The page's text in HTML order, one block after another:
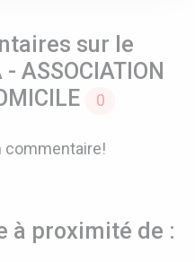
sur le
ASSOCIATION
0
commentaire!
à proximité de :